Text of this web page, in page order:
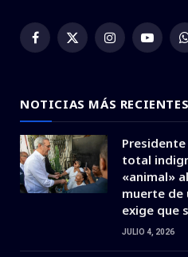
Facebook
X
Instagram
NOTICIAS MÁS RECIENTES
total
«animal»
muerte de
exige que
JULIO 4, 2026